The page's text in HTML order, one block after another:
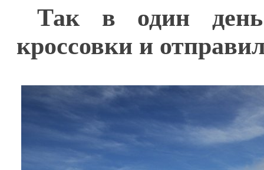
Так в один
кроссовки и